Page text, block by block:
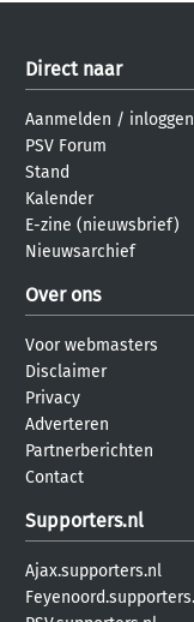
Direct naar
Aanmelden / inloggen
PSV Forum
Stand
Kalender
E-zine (nieuwsbrief)
Nieuwsarchief
Over ons
Voor webmasters
Disclaimer
Privacy
Adverteren
Partnerberichten
Contact
Supporters.nl
Ajax.supporters.nl